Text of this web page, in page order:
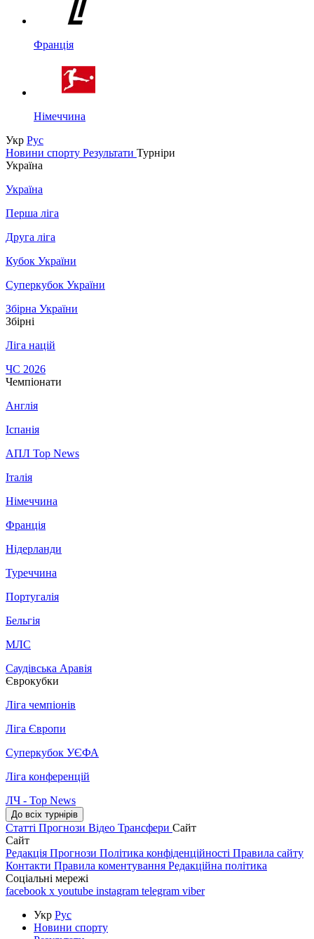
Франція
Німеччина
Укр Рус
Новини спорту Результати Турніри
Україна
Україна
Перша ліга
Друга ліга
Кубок України
Суперкубок України
Збірна України
Збірні
Ліга націй
ЧС 2026
Чемпіонати
Англія
Іспанія
АПЛ Top News
Італія
Німеччина
Франція
Нідерланди
Туреччина
Португалія
Бельгія
МЛС
Саудівська Аравія
Єврокубки
Ліга чемпіонів
Ліга Європи
Суперкубок УЄФА
Ліга конференцій
ЛЧ - Top News
До всіх турнірів
Статті Прогнози Відео Трансфери Сайт
Сайт
Редакція Прогнози Політика конфіденційності Правила сайту
Контакти Правила коментування Редакційна політика
Соціальні мережі
facebook x youtube instagram telegram viber
Укр Рус
Новини спорту